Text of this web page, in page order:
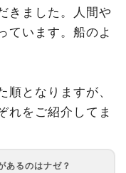
きました。人間や
ています。船のよ
順となりますが、
れをご紹介してま
あるのはナゼ？